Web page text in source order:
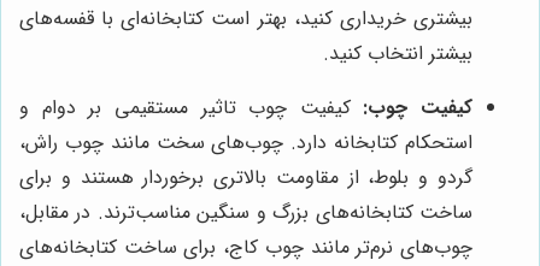
بیشتری خریداری کنید، بهتر است کتابخانه‌ای با قفسه‌های
بیشتر انتخاب کنید.
کیفیت چوب: کیفیت چوب تاثیر مستقیمی بر دوام و
استحکام کتابخانه دارد. چوب‌های سخت مانند چوب راش،
گردو و بلوط، از مقاومت بالاتری برخوردار هستند و برای
ساخت کتابخانه‌های بزرگ و سنگین مناسب‌ترند. در مقابل،
چوب‌های نرم‌تر مانند چوب کاج، برای ساخت کتابخانه‌های